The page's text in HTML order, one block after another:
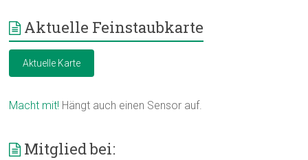
Aktuelle Feinstaubkarte
Aktuelle Karte
Macht mit! Hängt auch einen Sensor auf.
Mitglied bei: